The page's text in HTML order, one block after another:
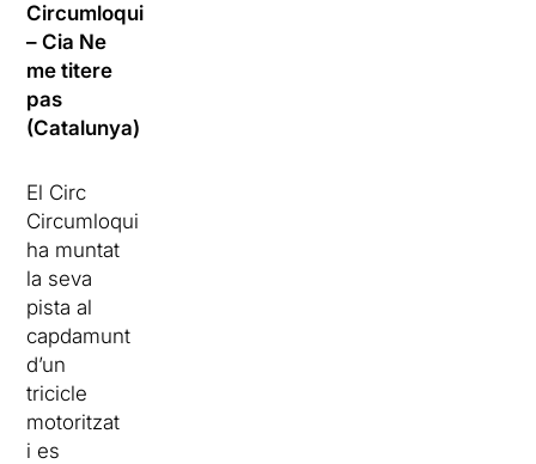
Circumloqui
– Cia Ne
me titere
pas
(Catalunya)
El Circ
Circumloqui
ha muntat
la seva
pista al
capdamunt
d’un
tricicle
motoritzat
i es